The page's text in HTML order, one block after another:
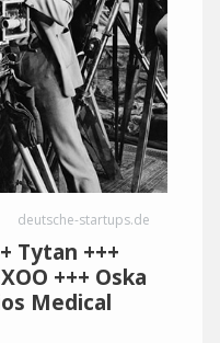
deutsche-startups.de
Tytan +++
+++ Oska
Medical